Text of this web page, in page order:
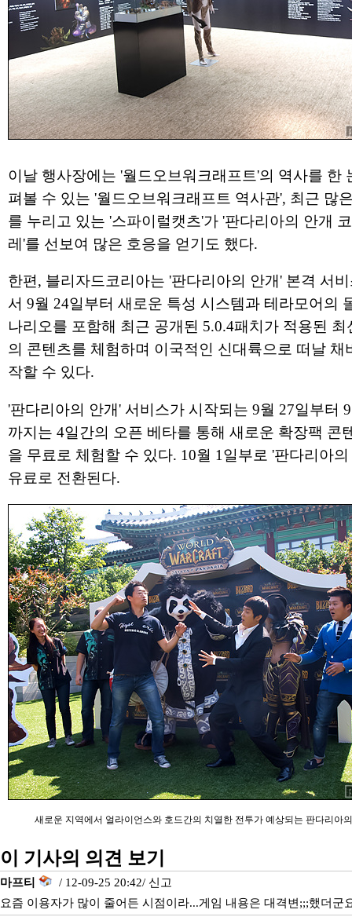
이날 행사장에는 '월드오브워크래프트'의 역사를 한
펴볼 수 있는 '월드오브워크래프트 역사관', 최근 많
를 누리고 있는 '스파이럴캣츠'가 '판다리아의 안개
레'를 선보여 많은 호응을 얻기도 했다.
한편, 블리자드코리아는 '판다리아의 안개' 본격 서
서 9월 24일부터 새로운 특성 시스템과 테라모어의
나리오를 포함해 최근 공개된 5.0.4패치가 적용된 최
의 콘텐츠를 체험하며 이국적인 신대륙으로 떠날 채
작할 수 있다.
'판다리아의 안개' 서비스가 시작되는 9월 27일부터
까지는 4일간의 오픈 베타를 통해 새로운 확장팩 콘
을 무료로 체험할 수 있다. 10월 1일부로 '판다리아
유료로 전환된다.
새로운 지역에서 얼라이언스와 호드간의 치열한 전투가 예상되는 판다리아
이 기사의 의견 보기
마프티 / 12-09-25 20:42/ 신고
요즘 이용자가 많이 줄어든 시점이라...게임 내용은 대격변;;;했더군